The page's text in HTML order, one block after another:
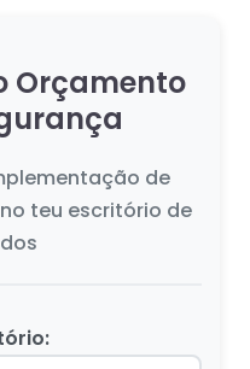
Orçamento
de
teu escritório de